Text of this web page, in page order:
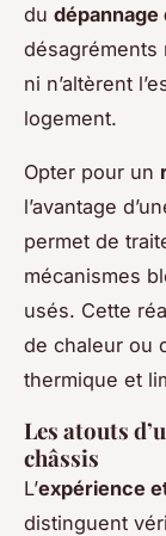
du dépannage
ni n’altèrent
logement.
Opter pour un
l’avantage
permet de
mécanismes
usés. Cette
de chaleur ou
thermique et
Les atouts
châssis
L’expérience
distinguent